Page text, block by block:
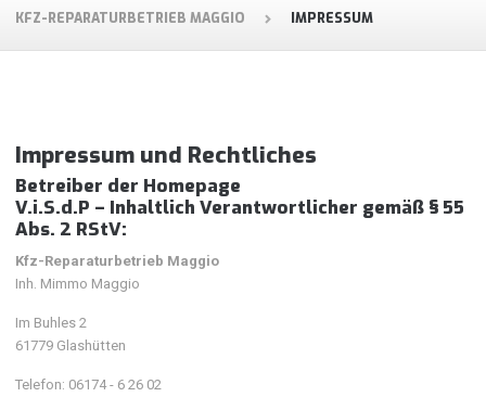
KFZ-REPARATURBETRIEB MAGGIO IMPRESSUM
Impressum und Rechtliches
Betreiber der Homepage
V.i.S.d.P – Inhaltlich Verantwortlicher gemäß § 55
Abs. 2 RStV:
Kfz-Reparaturbetrieb Maggio
Inh. Mimmo Maggio
Im Buhles 2
61779 Glashütten
Telefon: 06174 - 6 26 02